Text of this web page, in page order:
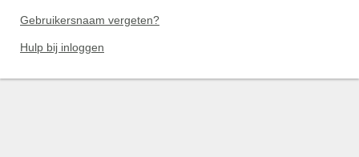
Gebruikersnaam vergeten?
Hulp bij inloggen